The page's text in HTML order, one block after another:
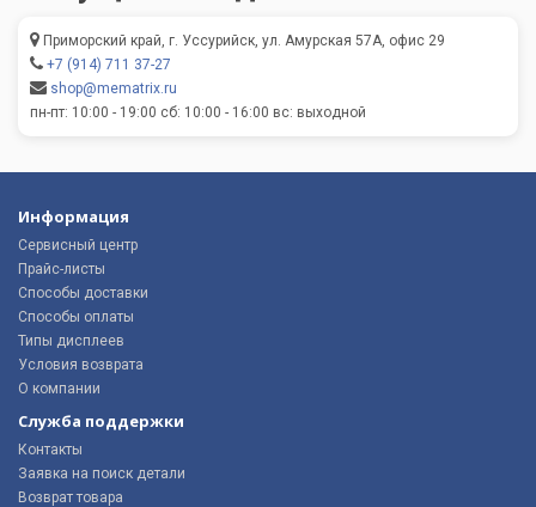
Приморский край, г. Уссурийск, ул. Амурская 57А, офис 29
+7 (914) 711 37-27
shop@mematrix.ru
пн-пт: 10:00 - 19:00 сб: 10:00 - 16:00 вс: выходной
Информация
Сервисный центр
Прайс-листы
Способы доставки
Способы оплаты
Типы дисплеев
Условия возврата
О компании
Служба поддержки
Контакты
Заявка на поиск детали
Возврат товара